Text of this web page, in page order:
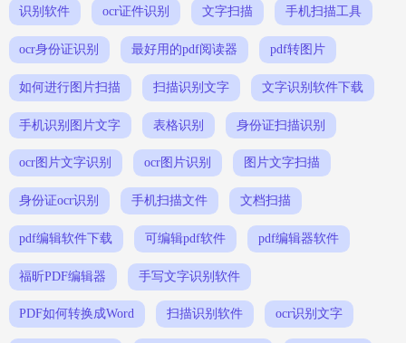
识别软件 ocr证件识别 文字扫描 手机扫描工具
ocr身份证识别 最好用的pdf阅读器 pdf转图片
如何进行图片扫描 扫描识别文字 文字识别软件下载
手机识别图片文字 表格识别 身份证扫描识别
ocr图片文字识别 ocr图片识别 图片文字扫描
身份证ocr识别 手机扫描文件 文档扫描
pdf编辑软件下载 可编辑pdf软件 pdf编辑器软件
福昕PDF编辑器 手写文字识别软件
PDF如何转换成Word 扫描识别软件 ocr识别文字